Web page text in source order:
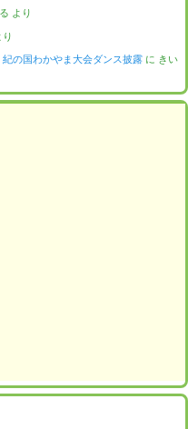
より
り
の国わかやま大会ダンス披露 に きい